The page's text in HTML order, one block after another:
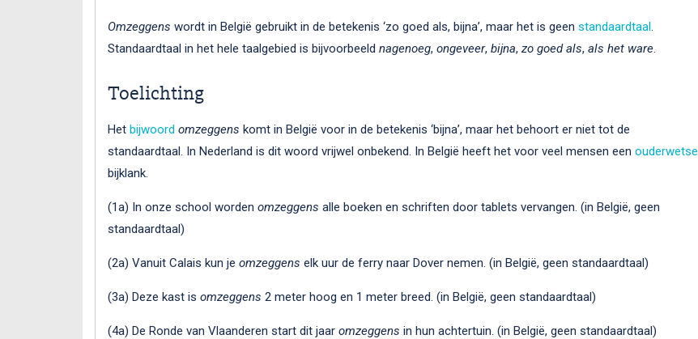
Omzeggens wordt in België gebruikt in de betekenis ‘zo goed als, bijna’, maar het is geen standaardtaal.
Standaardtaal in het hele taalgebied is bijvoorbeeld nagenoeg, ongeveer, bijna, zo goed als, als het ware.
Toelichting
Het bijwoord omzeggens komt in België voor in de betekenis ‘bijna’, maar het behoort er niet tot de
standaardtaal. In Nederland is dit woord vrijwel onbekend. In België heeft het voor veel mensen een ouderwetse
bijklank.
(1a) In onze school worden omzeggens alle boeken en schriften door tablets vervangen. (in België, geen
standaardtaal)
(2a) Vanuit Calais kun je omzeggens elk uur de ferry naar Dover nemen. (in België, geen standaardtaal)
(3a) Deze kast is omzeggens 2 meter hoog en 1 meter breed. (in België, geen standaardtaal)
(4a) De Ronde van Vlaanderen start dit jaar omzeggens in hun achtertuin. (in België, geen standaardtaal)